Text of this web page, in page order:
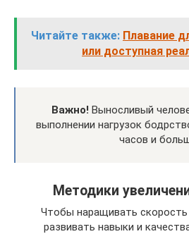
Читайте также: Плавание
или доступная
Важно! Выносливый
выполнении нагрузок
часов и
Методики
Чтобы наращивать
развивать навыки и